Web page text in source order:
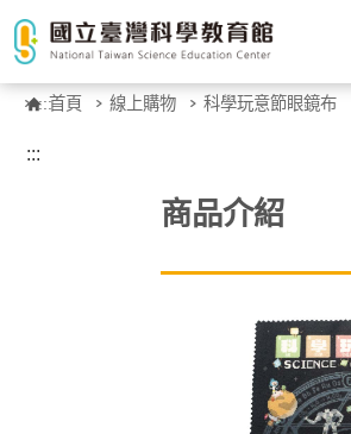
:::首頁 線上購物 科學玩意節眼鏡布
:::
商品介紹